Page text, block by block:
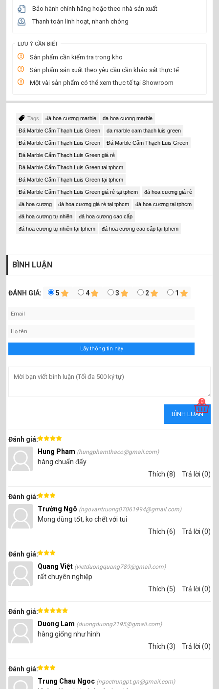
Bảo hành chính hãng hoặc theo nhà sản xuất
Thanh toán linh hoạt, nhanh chóng
LƯU Ý CẦN BIẾT
Sản phẩm cần kiểm tra trong kho
Sản phẩm sản xuất theo yêu cầu cần khảo sát thực tế
Một vài sản phẩm có thể xem thực tế tại Showroom
Tags đá hoa cương marble da hoa cuong marble
Đá Marble Cẩm Thạch Luis Green da marble cam thach luis green
Đá Marble Cẩm Thạch Luis Green Đá Marble Cẩm Thạch Luis Green
Đá Marble Cẩm Thạch Luis Green giá rẻ
Đá Marble Cẩm Thạch Luis Green tại tphcm
Đá Marble Cẩm Thạch Luis Green tại tphcm
Đá Marble Cẩm Thạch Luis Green giá rẻ tại tphcm đá hoa cương giá rẻ
đá hoa cương đá hoa cương giá rẻ tại tphcm đá hoa cương tại tphcm
đá hoa cương tự nhiên đá hoa cương cao cấp
đá hoa cương tự nhiên tại tphcm đá hoa cương cao cấp tại tphcm
BÌNH LUẬN
ĐÁNH GIÁ: 5 4 3 2 1
Đánh giá:
Hung Pham (hungphamthaco@gmail.com)
hàng chuẩn đấy
Thích (8)
Trả lời (0)
Đánh giá:
Trường Ngô (ngovantruong07061994@gmail.com)
Mong dùng tốt, ko chết với tui
Thích (6)
Trả lời (0)
Đánh giá:
Quang Việt (vietduongquang789@gmail.com)
rất chuyên nghiệp
Thích (5)
Trả lời (0)
Đánh giá:
Duong Lam (duongduong2195@gmail.com)
hàng giống như hình
Thích (3)
Trả lời (0)
Đánh giá:
Trung Chau Ngoc (ngoctrungpt.gn@gmail.com)
0